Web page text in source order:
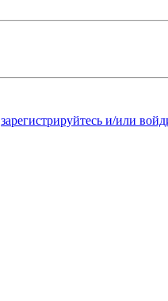
зарегистрируйтесь и/или